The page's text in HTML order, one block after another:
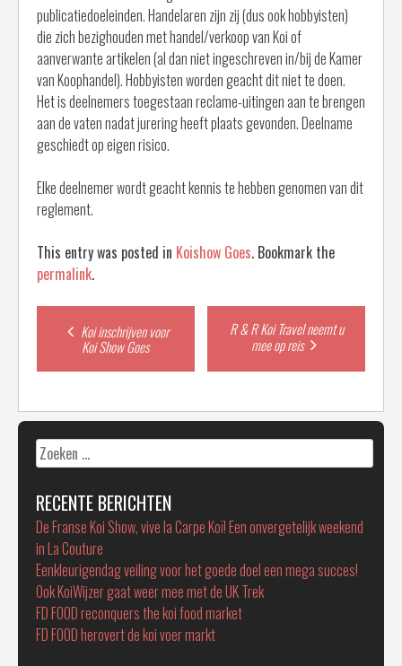
publicatiedoeleinden. Handelaren zijn zij (dus ook hobbyisten)
die zich bezighouden met handel/verkoop van Koi of
aanverwante artikelen (al dan niet ingeschreven in/bij de Kamer
van Koophandel). Hobbyisten worden geacht dit niet te doen.
Het is deelnemers toegestaan reclame-uitingen aan te brengen
aan de vaten nadat jurering heeft plaats gevonden. Deelname
geschiedt op eigen risico.
Elke deelnemer wordt geacht kennis te hebben genomen van dit
reglement.
This entry was posted in Koishow Goes. Bookmark the
permalink.
Post
navigation
Koi inschrijven voor
Koi Show Goes
R & R Koi Travel neemt u
mee op reis
Zoeken
naar:
RECENTE BERICHTEN
De Franse Koi Show, vive la Carpe Koï! Een onvergetelijk weekend
in La Couture
Eenkleurigendag veiling voor het goede doel een mega succes!
Ook KoiWijzer gaat weer mee met de UK Trek
FD FOOD reconquers the koi food market
FD FOOD herovert de koi voer markt